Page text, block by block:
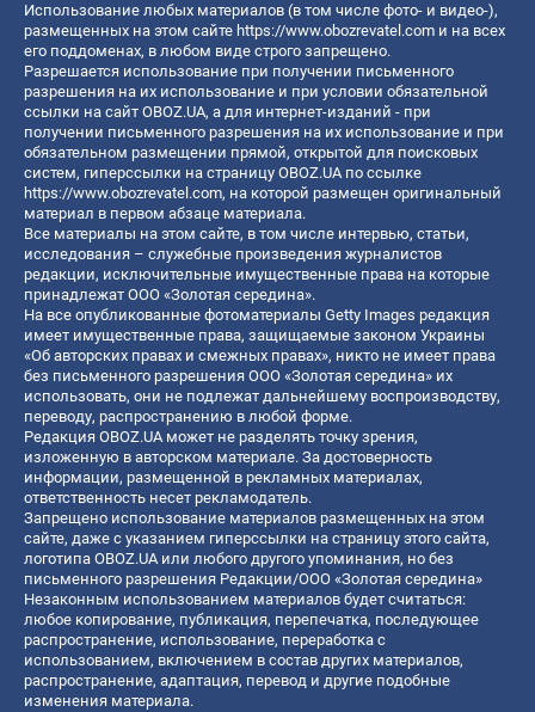
Использование любых материалов (в том числе фото- и видео-),
размещенных на этом сайте https://www.obozrevatel.com и на всех
его поддоменах, в любом виде строго запрещено.
Разрешается использование при получении письменного
разрешения на их использование и при условии обязательной
ссылки на сайт OBOZ.UA, а для интернет-изданий - при
получении письменного разрешения на их использование и при
обязательном размещении прямой, открытой для поисковых
систем, гиперссылки на страницу OBOZ.UA по ссылке
https://www.obozrevatel.com, на которой размещен оригинальный
материал в первом абзаце материала.
Все материалы на этом сайте, в том числе интервью, статьи,
исследования – служебные произведения журналистов
редакции, исключительные имущественные права на которые
принадлежат ООО «Золотая середина».
На все опубликованные фотоматериалы Getty Images редакция
имеет имущественные права, защищаемые законом Украины
«Об авторских правах и смежных правах», никто не имеет права
без письменного разрешения ООО «Золотая середина» их
использовать, они не подлежат дальнейшему воспроизводству,
переводу, распространению в любой форме.
Редакция OBOZ.UA может не разделять точку зрения,
изложенную в авторском материале. За достоверность
информации, размещенной в рекламных материалах,
ответственность несет рекламодатель.
Запрещено использование материалов размещенных на этом
сайте, даже с указанием гиперссылки на страницу этого сайта,
логотипа OBOZ.UA или любого другого упоминания, но без
письменного разрешения Редакции/ООО «Золотая середина»
Незаконным использованием материалов будет считаться:
любое копирование, публикация, перепечатка, последующее
распространение, использование, переработка с
использованием, включением в состав других материалов,
распространение, адаптация, перевод и другие подобные
изменения материала.